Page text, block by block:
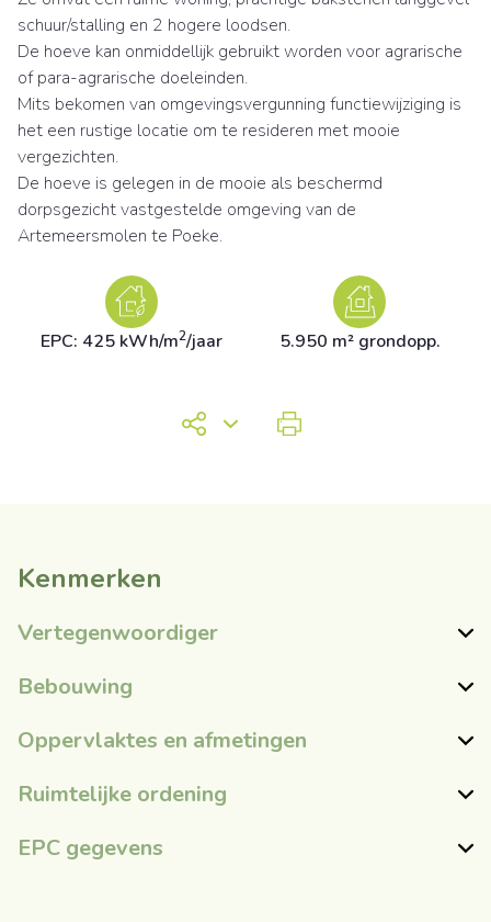
schuur/stalling en 2 hogere loodsen.
De hoeve kan onmiddellijk gebruikt worden voor agrarische
of para-agrarische doeleinden.
Mits bekomen van omgevingsvergunning functiewijziging is
het een rustige locatie om te resideren met mooie
vergezichten.
De hoeve is gelegen in de mooie als beschermd
dorpsgezicht vastgestelde omgeving van de
Artemeersmolen te Poeke.
EPC: 425 kWh/m2/jaar 5.950 m² grondopp.
Kenmerken
Vertegenwoordiger
Bebouwing
Oppervlaktes en afmetingen
Ruimtelijke ordening
EPC gegevens